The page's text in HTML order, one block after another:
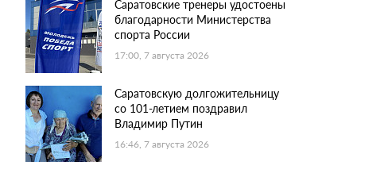
Саратовские тренеры удостоены
благодарности Министерства
спорта России
17:00, 7 августа 2026
Саратовскую долгожительницу
со 101-летием поздравил
Владимир Путин
16:46, 7 августа 2026